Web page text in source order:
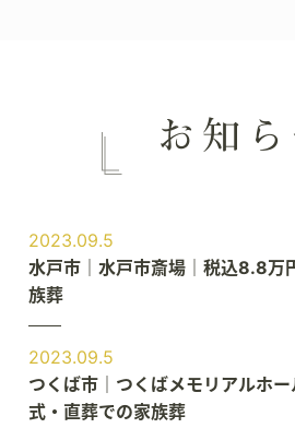
2023.09.5
水戸市｜水戸市斎場｜税込8.8万
族葬
2023.09.5
つくば市｜つくばメモリアルホ
式・直葬での家族葬